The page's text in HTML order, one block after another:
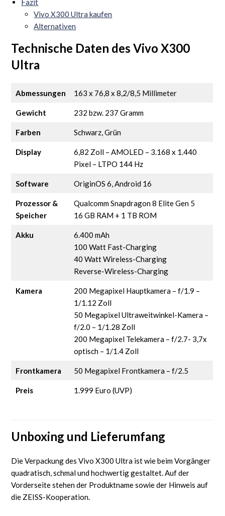
Fazit
Vivo X300 Ultra kaufen
Alternativen
Technische Daten des Vivo X300
Ultra
Abmessungen 163 x 76,8 x 8,2/8,5 Millimeter
Gewicht 232 bzw. 237 Gramm
Farben Schwarz, Grün
Display
6,82 Zoll – AMOLED – 3.168 x 1.440
Pixel – LTPO 144 Hz
Software OriginOS 6, Android 16
Prozessor &
Speicher
Qualcomm Snapdragon 8 Elite Gen 5
16 GB RAM + 1 TB ROM
Akku
6.400 mAh
100 Watt Fast-Charging
40 Watt Wireless-Charging
Reverse-Wireless-Charging
Kamera
200 Megapixel Hauptkamera – f/1.9 –
1/1.12 Zoll
50 Megapixel Ultraweitwinkel-Kamera –
f/2.0 – 1/1.28 Zoll
200 Megapixel Telekamera – f/2.7- 3,7x
optisch – 1/1.4 Zoll
Frontkamera 50 Megapixel Frontkamera – f/2.5
Preis 1.999 Euro (UVP)
Unboxing und Lieferumfang
Die Verpackung des Vivo X300 Ultra ist wie beim Vorgänger
quadratisch, schmal und hochwertig gestaltet. Auf der
Vorderseite stehen der Produktname sowie der Hinweis auf
die ZEISS-Kooperation.